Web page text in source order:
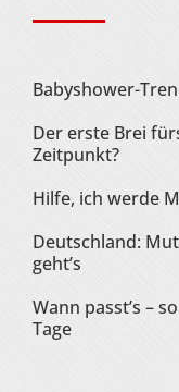
Babyshower-
Der erste Brei
Zeitpunkt?
Hilfe, ich werde
Deutschland:
geht’s
Wann passt’s –
Tage